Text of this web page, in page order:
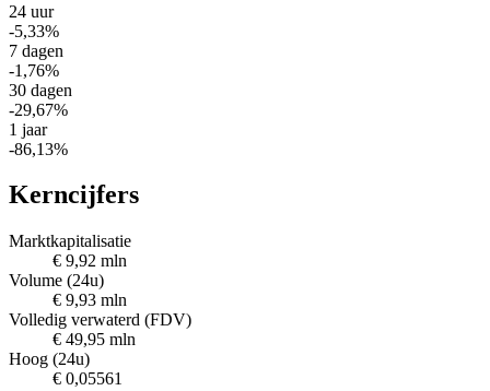
24 uur
-5,33%
7 dagen
-1,76%
30 dagen
-29,67%
1 jaar
-86,13%
Kerncijfers
Marktkapitalisatie
€ 9,92 mln
Volume (24u)
€ 9,93 mln
Volledig verwaterd (FDV)
€ 49,95 mln
Hoog (24u)
€ 0,05561